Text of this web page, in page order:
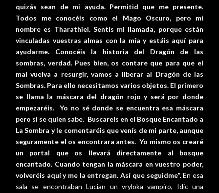
quizás sean de mi ayuda. Permitid que me presente.
Todos me conocéis como el Mago Oscuro, pero mi
nombre es Tharathiel. Sentís mi llamada, porque están
vinculadas vuestras almas con la mía y estáis aquí para
ayudarme. Conocéis la historia del Dragón de las
sombras, verdad. Pues bien, os contare que para que el
mal vuelva a resurgir, vamos a liberar al Dragón de las
Sombras. Para ello necesitamos varios objetos. El primero
se llama la máscara del dragón rojo y será por donde
empezaréis.
Yo no sé donde se encuentra esa máscara
pero si se quien sabe. Buscareis en el Bosque Encantado a
La Sombra y le comentaréis que venís de mi parte, aunque
seguramente el os encontrara antes. Yo mismo os crearé
un portal que os llevará directamente al bosque
encantado. Cuando tengan la máscara en vuestro poder,
volveréis aquí y me la entregan. Así que seguidme”.En esa
sala se encontraban Lucian un vryloka vampiro, Idic una